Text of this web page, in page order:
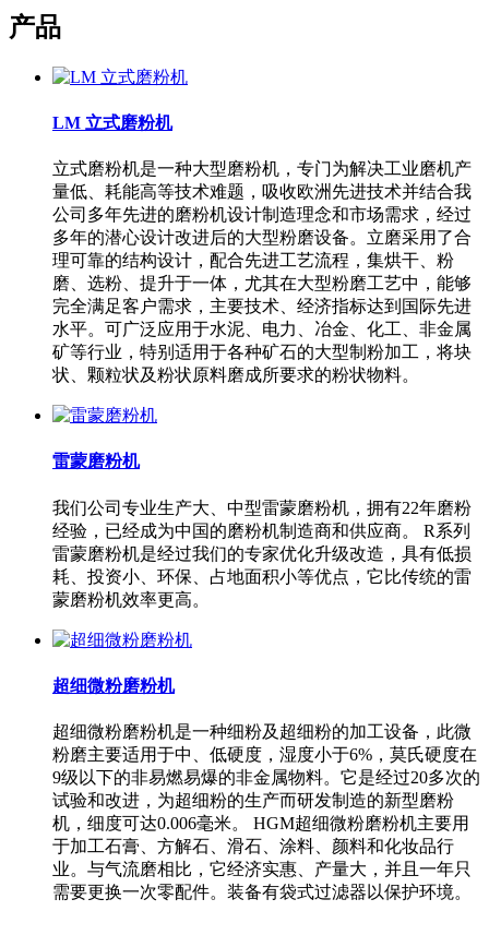
产品
LM 立式磨粉机
立式磨粉机是一种大型磨粉机，专门为解决工业磨机产
量低、耗能高等技术难题，吸收欧洲先进技术并结合我
公司多年先进的磨粉机设计制造理念和市场需求，经过
多年的潜心设计改进后的大型粉磨设备。立磨采用了合
理可靠的结构设计，配合先进工艺流程，集烘干、粉
磨、选粉、提升于一体，尤其在大型粉磨工艺中，能够
完全满足客户需求，主要技术、经济指标达到国际先进
水平。可广泛应用于水泥、电力、冶金、化工、非金属
矿等行业，特别适用于各种矿石的大型制粉加工，将块
状、颗粒状及粉状原料磨成所要求的粉状物料。
雷蒙磨粉机
我们公司专业生产大、中型雷蒙磨粉机，拥有22年磨粉
经验，已经成为中国的磨粉机制造商和供应商。 R系列
雷蒙磨粉机是经过我们的专家优化升级改造，具有低损
耗、投资小、环保、占地面积小等优点，它比传统的雷
蒙磨粉机效率更高。
超细微粉磨粉机
超细微粉磨粉机是一种细粉及超细粉的加工设备，此微
粉磨主要适用于中、低硬度，湿度小于6%，莫氏硬度在
9级以下的非易燃易爆的非金属物料。它是经过20多次的
试验和改进，为超细粉的生产而研发制造的新型磨粉
机，细度可达0.006毫米。 HGM超细微粉磨粉机主要用
于加工石膏、方解石、滑石、涂料、颜料和化妆品行
业。与气流磨相比，它经济实惠、产量大，并且一年只
需要更换一次零配件。装备有袋式过滤器以保护环境。